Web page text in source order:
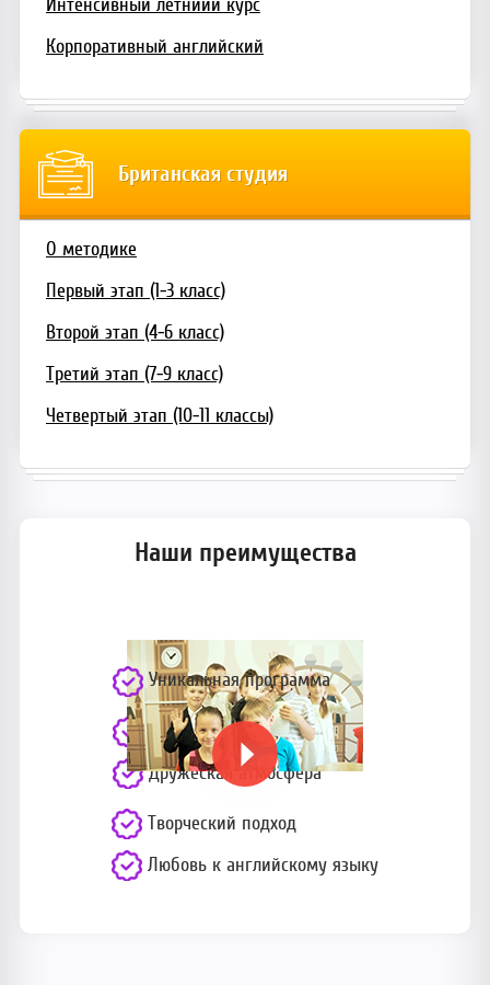
Интенсивный летниий курс
Корпоративный английский
Британская студия
О методике
Первый этап (1-3 класс)
Второй этап (4-6 класс)
Третий этап (7-9 класс)
Четвертый этап (10-11 классы)
Наши преимущества
Опытные преподаватели
Дружеская атмосфера
Уникальная программа
Творческий подход
Любовь к английскому языку